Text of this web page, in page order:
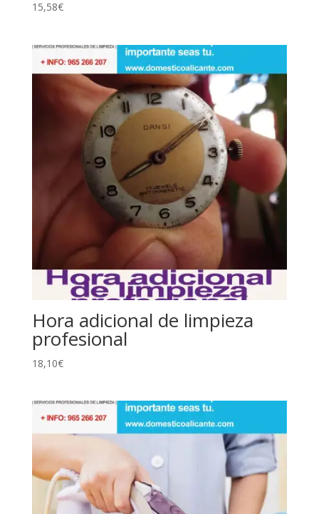
15,58€
Hora adicional de limpieza
profesional
18,10€